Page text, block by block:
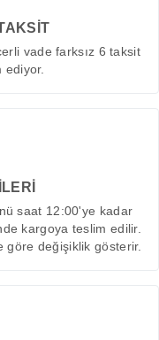
vade farksız 6 taksit
ediyor.
saat 12:00'ye kadar
kargoya teslim edilir.
göre değişiklik gösterir.